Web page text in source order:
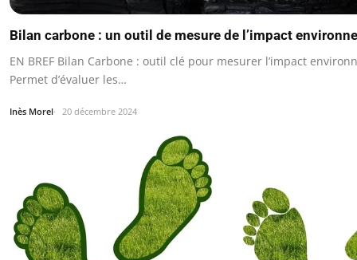
Bilan carbone : un outil de mesure de l’impact
EN BREF Bilan Carbone : outil clé pour mesurer l’impact
Permet d’évaluer les…
Inès Morel 20 décembre 2024